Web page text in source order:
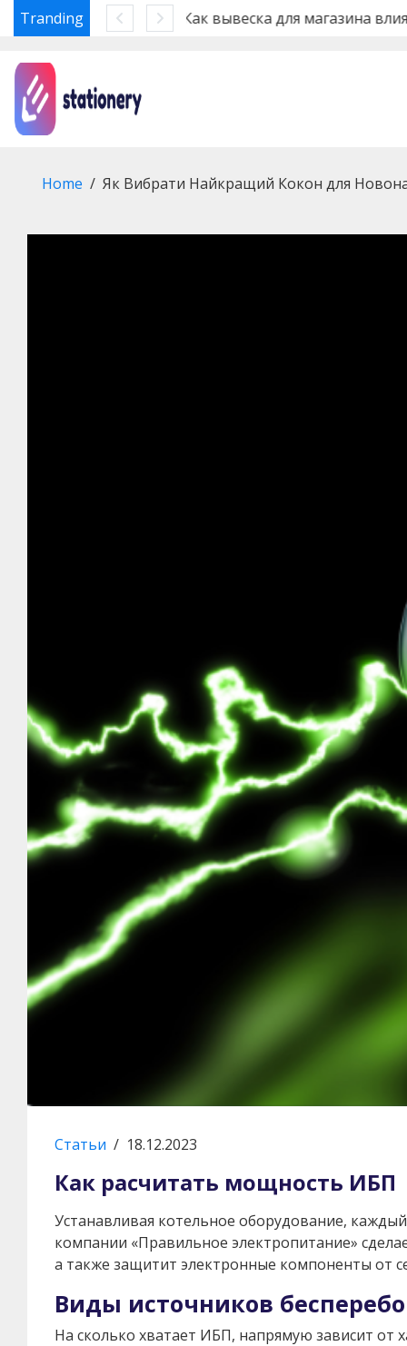
Skip
content
Tranding
Home Як Вибрати Найкращий Кокон для
Статьи / 18.12.2023
Как расчитать мощность ИБП
Устанавливая котельное оборудование,
компании «Правильное электропитание»
а также защитит электронные компоненты от
Виды источников
На сколько хватает ИБП, напрямую зависит от